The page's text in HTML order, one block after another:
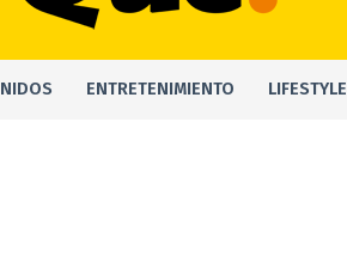
ENTRETENIMIENTO LIFESTYLE